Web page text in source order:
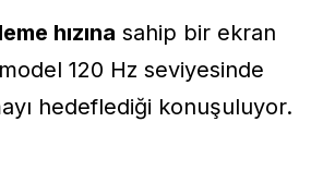
hızına sahip bir ekran
120 Hz seviyesinde
hedeflediği konuşuluyor.